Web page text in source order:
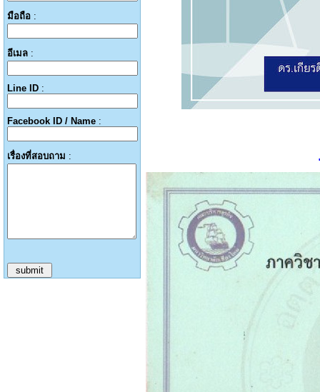
มือถือ:
อีเมล:
Line ID:
Facebook ID / Name:
เรื่องที่สอบถาม :